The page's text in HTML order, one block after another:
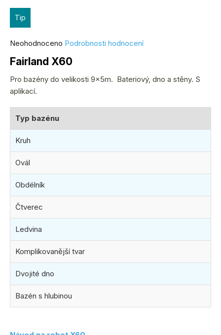
Fairland X60
Průměrné
hodnocení
produktu
je
0,0
hvězdiček.
Neohodnoceno Podrobnosti hodnocení
Pro bazény do velikosti 9x5m. Bateriový, dno a stěny. S
aplikací.
Typ bazénu
Kruh
Ovál
Obdélník
Čtverec
Ledvina
Komplikovanější tvar
Dvojité dno
Bazén s hlubinou
Tip